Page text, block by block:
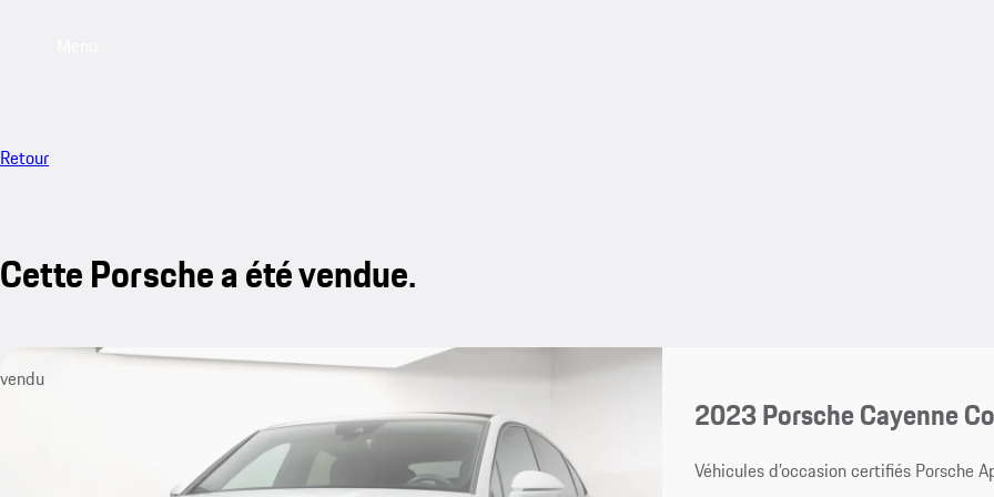
Retour
Cette Porsche a été vendue.
vendu
2023 Porsche Cayenne
Véhicules d’occasion certifiés Porsche